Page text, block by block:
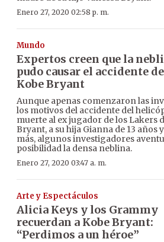
Enero 27, 2020 02:58 p. m.
Mundo
Expertos creen que la
pudo causar el accidente de
Kobe Bryant
Aunque apenas comenzaron las
los motivos del accidente del
muerte al ex jugador de los Lakers
Bryant, a su hija Gianna de 13 años
más, algunos investigadores
posibilidad la densa neblina.
Enero 27, 2020 03:47 a. m.
Arte y Espectáculos
Alicia Keys y los Grammy
recuerdan a Kobe Bryant:
“Perdimos a un héroe”